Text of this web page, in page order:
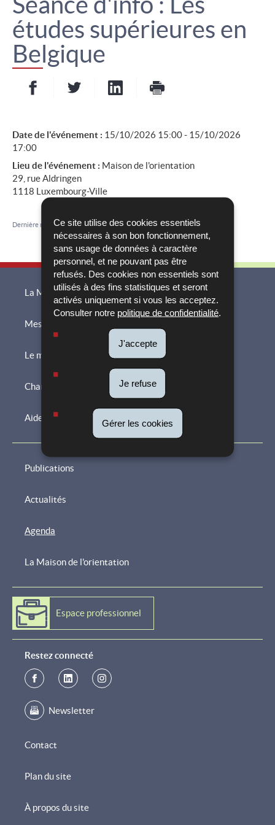
Ce site utilise des cookies essentiels
nécessaires à son bon fonctionnement,
sans usage de données à caractère
personnel, et ne pouvant pas être
refusés. Des cookies non essentiels sont
utilisés à des fins statistiques et seront
activés uniquement si vous les acceptez.
Consulter notre politique de confidentialité
J'accepte
Je refuse
Gérer les cookies
études supérieures en
Belgique
Partager sur Facebook - nouvelle fenêtre
Partager sur Twitter- nouvelle fenêtre
Partager sur LinkedIn
Imprimer
Date de l'événement : 15/10/2026 15:00 - 15/10/2026
17:00
Lieu de l'événement : Maison de l'orientation
29, rue Aldringen
1118 Luxembourg-Ville
Dernière mise à jour07/07/2026
Menu
de
navigation
La Maison de l'orientation
Mes études
Le monde du travail
Changement de parcours professionnel
Aides et accompagnements
Publications
Actualités
Agenda
La Maison de l'orientation
Espace professionnel
Restez connecté
Newsletter
Contact
Plan du site
À propos du site